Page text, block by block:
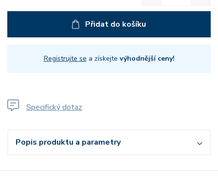
Přidat do košíku
Registrujte se a získejte výhodnější ceny!
Specifický dotaz
Popis produktu a parametry